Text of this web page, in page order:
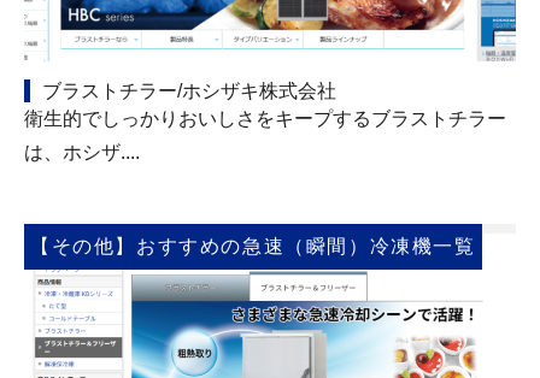
ブラストチラー/ホシザキ株式会社
衛生的でしっかりおいしさをキープするブラストチラー
は、ホシザ....
【その他】おすすめの急速（瞬間）冷凍機一覧